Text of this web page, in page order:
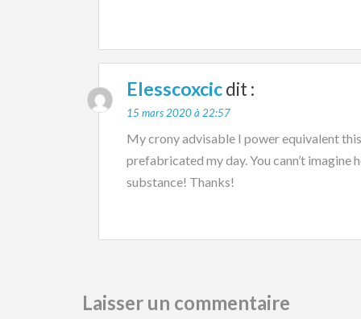
Elesscoxcicdit :
15 mars 2020 à 22:57
My crony advisable I power equivalent
prefabricated my day. You cann’t imagine
substance! Thanks!
Laisser un commentaire